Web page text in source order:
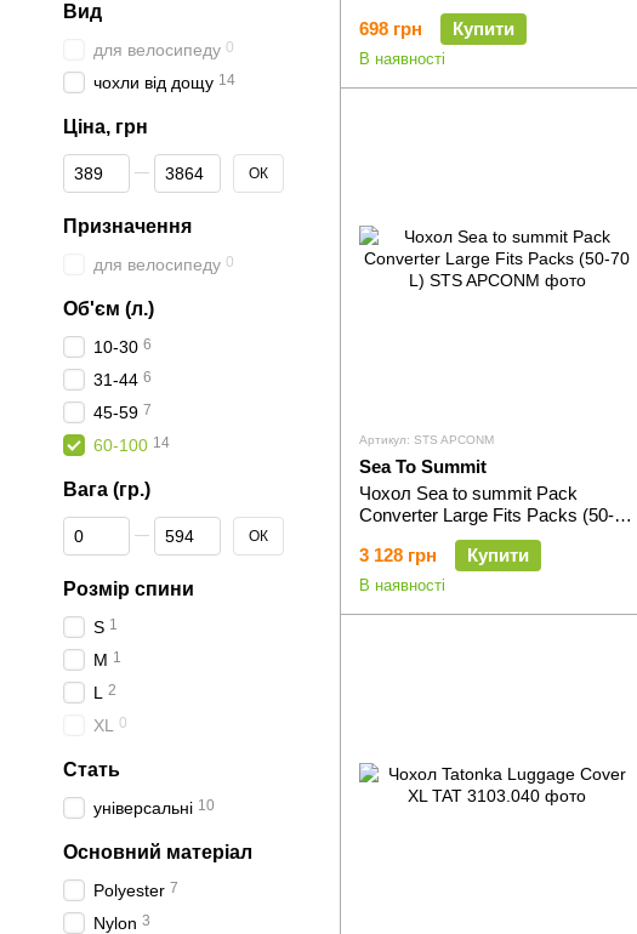
698 грн
Купити
В наявності
Артикул: STS APCONM
Sea To Summit
Чохол Sea to summit Pack
Converter Large Fits Packs (50-70
3 128 грн
Купити
В наявності
Вид
для велосипеду 0
чохли від дощу 14
Ціна, грн
Від Ціна, грн
До Ціна, грн ОК
Призначення
для велосипеду 0
Об'єм (л.)
10-30 6
31-44 6
45-59 7
60-100 14
Вага (гр.)
Від Вага (гр.)
До Вага (гр.) ОК
Розмір спини
S 1
M 1
L 2
XL 0
Стать
універсальні 10
Основний матеріал
Polyester 7
Nylon 3